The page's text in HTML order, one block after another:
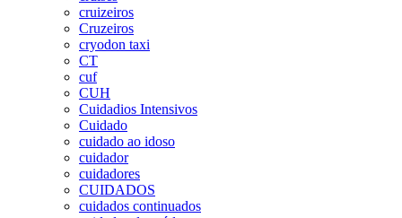
cruizeiros
Cruzeiros
cryodon taxi
CT
cuf
CUH
Cuidadios Intensivos
Cuidado
cuidado ao idoso
cuidador
cuidadores
CUIDADOS
cuidados continuados